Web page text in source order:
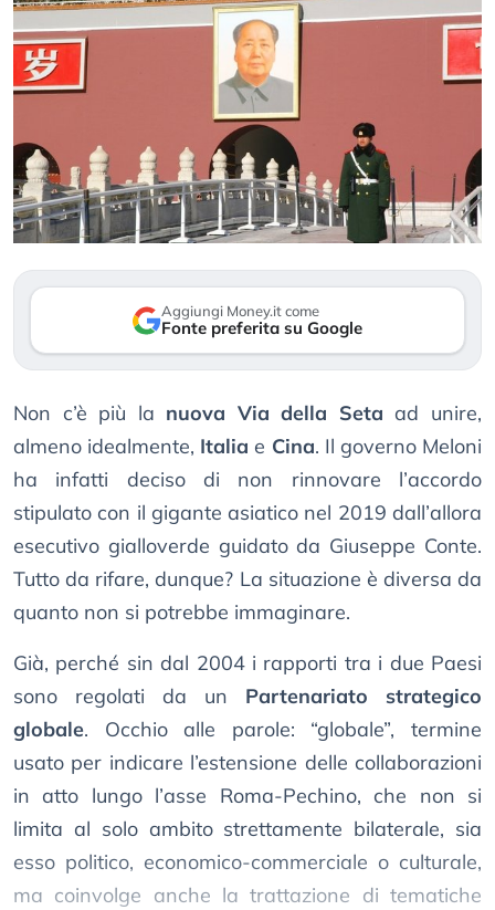
Aggiungi Money.it come
Fonte preferita su Google
Non c’è più la nuova Via della Seta ad unire,
almeno idealmente, Italia e Cina. Il governo Meloni
ha infatti deciso di non rinnovare l’accordo
stipulato con il gigante asiatico nel 2019 dall’allora
esecutivo gialloverde guidato da Giuseppe Conte.
Tutto da rifare, dunque? La situazione è diversa da
quanto non si potrebbe immaginare.
Già, perché sin dal 2004 i rapporti tra i due Paesi
sono regolati da un Partenariato strategico
globale. Occhio alle parole: “globale”, termine
usato per indicare l’estensione delle collaborazioni
in atto lungo l’asse Roma-Pechino, che non si
limita al solo ambito strettamente bilaterale, sia
esso politico, economico-commerciale o culturale,
ma coinvolge anche la trattazione di tematiche